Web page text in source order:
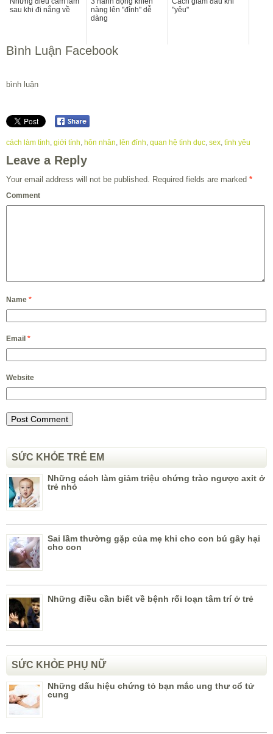
sau khi đi nắng về
nàng lên "đỉnh" dễ
dàng
"yêu"
Bình Luận Facebook
bình luận
cách làm tình giới tính hôn nhân lên đỉnh quan hệ tình dục sex tình yêu
Leave a Reply
Your email address will not be published. Required fields are marked *
Comment
Name *
Email *
Website
SỨC KHỎE TRẺ EM
Những cách làm giảm triệu chứng trào ngược axit ở
trẻ nhỏ
Sai lầm thường gặp của mẹ khi cho con bú gây hại
cho con
Những điều cần biết về bệnh rối loạn tâm trí ở trẻ
SỨC KHỎE PHỤ NỮ
Những dấu hiệu chứng tỏ bạn mắc ung thư cổ tử
cung